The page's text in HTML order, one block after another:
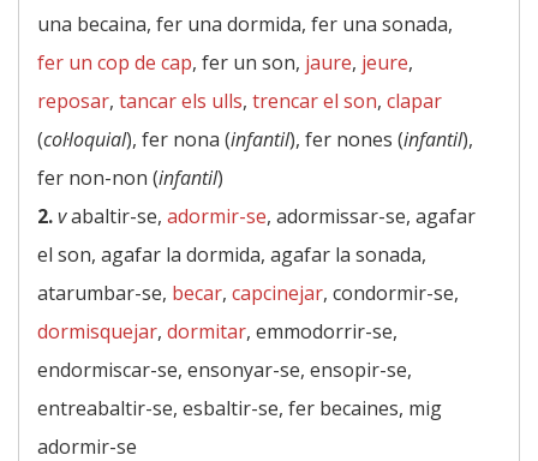
una becaina, fer una dormida, fer una sonada,
fer un cop de cap, fer un son, jaure, jeure,
reposar, tancar els ulls, trencar el son, clapar
(col·loquial), fer nona (infantil), fer nones (infantil),
fer non-non (infantil)
2.vabaltir-se, adormir-se, adormissar-se, agafar
el son, agafar la dormida, agafar la sonada,
atarumbar-se, becar, capcinejar, condormir-se,
dormisquejar, dormitar, emmodorrir-se,
endormiscar-se, ensonyar-se, ensopir-se,
entreabaltir-se, esbaltir-se, fer becaines, mig
adormir-se